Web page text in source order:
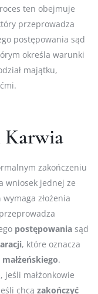
ten obejmuje
przeprowadza
postępowania sąd
określa warunki
majątku,
Karwia
zakończeniu
wniosek jednej ze
wymaga złożenia
postępowania sąd
, które oznacza
małżeńskiego.
jeśli małżonkowie
chcą zakończyć